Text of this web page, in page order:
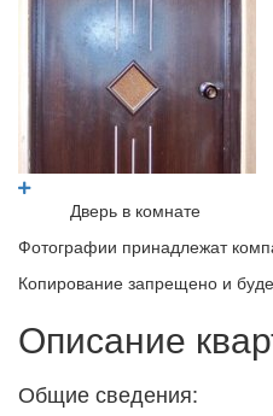
Дверь в комнате
Фотографии принадлежат
Копирование запрещено и
Описание
Общие сведения: